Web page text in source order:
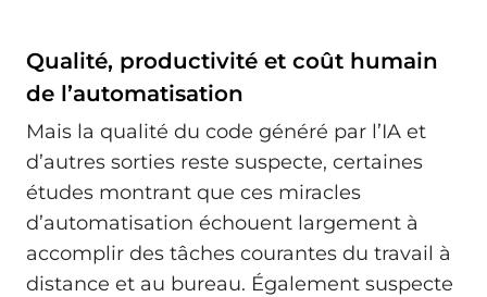
Qualité, productivité et coût humain
de l’automatisation
Mais la qualité du code généré par l’IA et
d’autres sorties reste suspecte, certaines
études montrant que ces miracles
d’automatisation échouent largement à
accomplir des tâches courantes du travail à
distance et au bureau. Également suspecte